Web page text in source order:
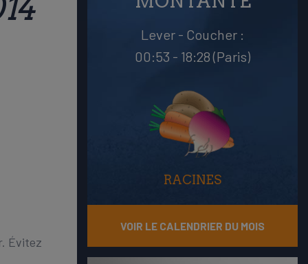
Évitez
Lever - Coucher :
00:53 - 18:28 (Paris)
RACINES
VOIR LE CALENDRIER DU MOIS